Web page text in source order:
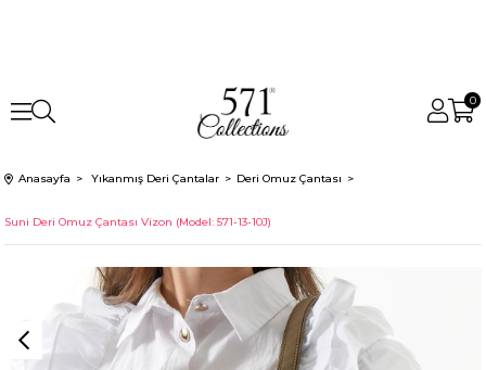
0
Anasayfa Yıkanmış Deri Çantalar Deri Omuz Çantası
Suni Deri Omuz Çantası Vizon (Model: 571-13-10J)